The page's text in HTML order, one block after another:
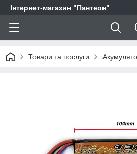
Інтернет-магазин "Пантеон"
Товари та послуги